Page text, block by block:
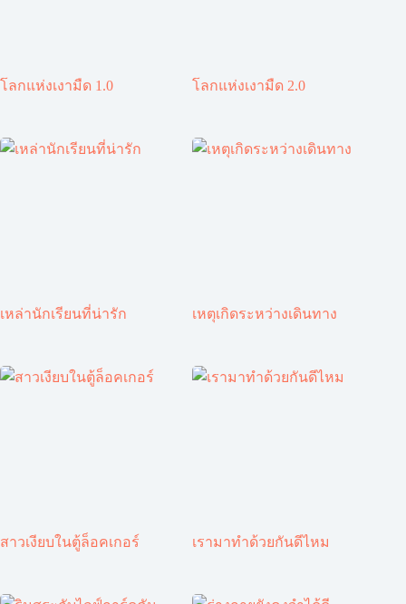
โลกแห่งเงามืด 1.0 โลกแห่งเงามืด 2.0
เหล่านักเรียนที่น่ารัก เหตุเกิดระหว่างเดินทาง
สาวเงียบในตู้ล็อคเกอร์ เรามาทำด้วยกันดีไหม